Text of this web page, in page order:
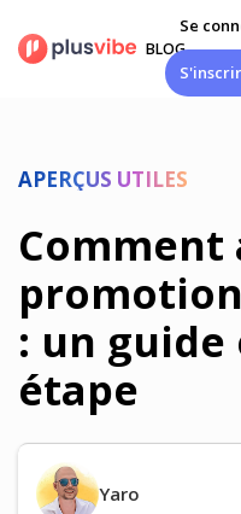
contenu
BLOG
Se
APERÇUS UTILES
: un
étape
Yaro